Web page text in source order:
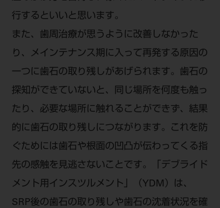
行するといいと思います。
また、歯周治療が思うように改善しなかった
り、メインテナンス期に入って再発する原因の
一つに歯石の取り残しがあげられます。歯石の
探知ができていないと、同じ場所を何度も触っ
たり、必要な場所に触れることができず、結果
的に歯石の取り残しにつながります。これを防
ぐためには歯石や根面の凹凸が伝わってくる指
先の感触を見逃さないことです。「デブライド
メント用インスツルメント」（YDM）は、
SRP後の歯石の取り残しや歯石の沈着状況を確